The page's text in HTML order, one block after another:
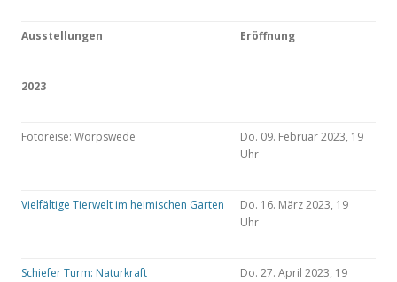
Ausstellungen Eröffnung
2023
Fotoreise: Worpswede
Do. 09. Februar 2023, 19
Uhr
Vielfältige Tierwelt im heimischen Garten
Do. 16. März 2023, 19
Uhr
Schiefer Turm: Naturkraft
Do. 27. April 2023, 19